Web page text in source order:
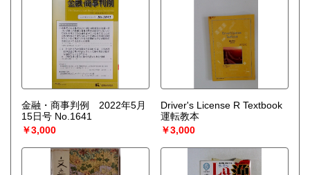
金融・商事判例 2022年5月
15日号 No.1641
￥3,000
Driver's License R Textbook
運転教本
￥3,000